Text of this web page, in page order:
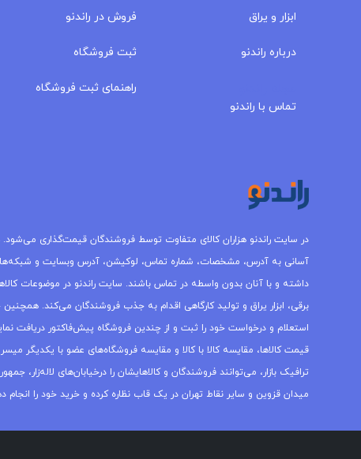
ابزار و یراق
درباره‌ راندنو
تماس با راندنو
فروش در راندنو
ثبت فروشگاه
راهنمای ثبت فروشگاه
در سایت راندنو هزاران کالای متفاوت توسط فروشندگان قیمت‌گذاری می‌شود.
آسانی به آدرس، مشخصات، شماره تماس، لوکیشن، آدرس وبسایت و
داشته و با آنان بدون واسطه در تماس باشند. سایت راندنو در موضوعات
برقی، ابزار یراق و تولید کارگاهی اقدام به جذب فروشندگان می‌کند. همچنین
استعلام و درخواست خود را ثبت و از چندین فروشگاه پیش‌فاکتور دریافت
قیمت کالاها، مقایسه کالا با کالا و مقایسه فروشگاه‌های عضو با یکدیگر
ترافیک بازار، می‌توانند فروشندگان و کالاهایشان را درخیابان‌های لاله‌زار،
میدان قزوین و سایر نقاط تهران در یک قاب نظاره کرده و خرید خود را انجام